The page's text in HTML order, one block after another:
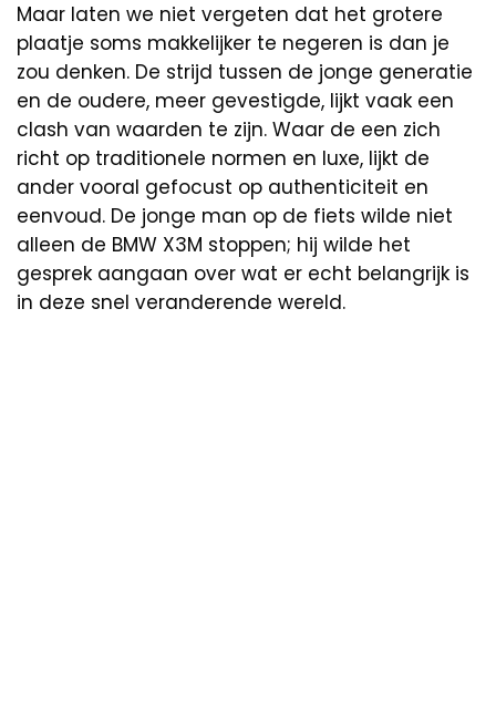
Maar laten we niet vergeten dat het grotere
plaatje soms makkelijker te negeren is dan je
zou denken. De strijd tussen de jonge generatie
en de oudere, meer gevestigde, lijkt vaak een
clash van waarden te zijn. Waar de een zich
richt op traditionele normen en luxe, lijkt de
ander vooral gefocust op authenticiteit en
eenvoud. De jonge man op de fiets wilde niet
alleen de BMW X3M stoppen; hij wilde het
gesprek aangaan over wat er echt belangrijk is
in deze snel veranderende wereld.